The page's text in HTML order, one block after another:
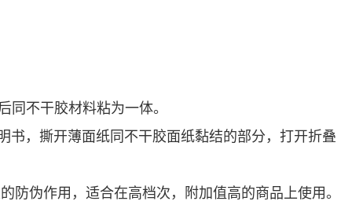
不干胶材料粘为一体。
，撕开薄面纸同不干胶面纸黏结的部分，打开折叠
伪作用，适合在高档次，附加值高的商品上使用。